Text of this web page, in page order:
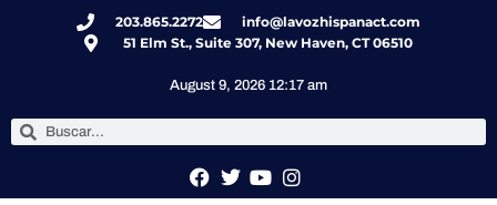
203.865.2272
info@lavozhispanact.com
51 Elm St., Suite 307, New Haven, CT 06510
August 9, 2026 12:17 am